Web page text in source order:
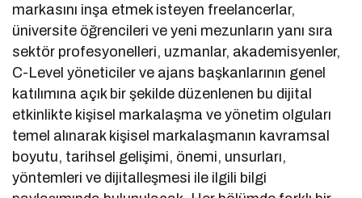
markasını inşa etmek isteyen freelancerlar,
üniversite öğrencileri ve yeni mezunların yanı sıra
sektör profesyonelleri, uzmanlar, akademisyenler,
C-Level yöneticiler ve ajans başkanlarının genel
katılımına açık bir şekilde düzenlenen bu dijital
etkinlikte kişisel markalaşma ve yönetim olguları
temel alınarak kişisel markalaşmanın kavramsal
boyutu, tarihsel gelişimi, önemi, unsurları,
yöntemleri ve dijitalleşmesi ile ilgili bilgi